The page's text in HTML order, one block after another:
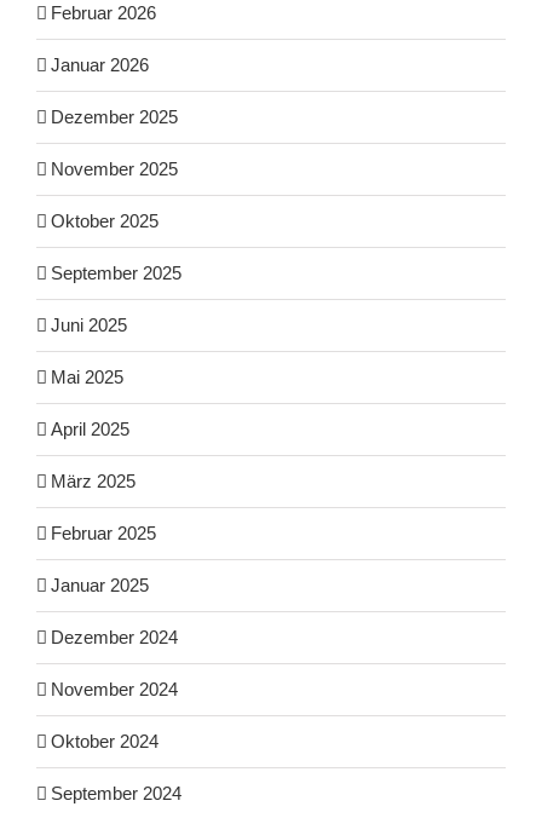
Februar 2026
Januar 2026
Dezember 2025
November 2025
Oktober 2025
September 2025
Juni 2025
Mai 2025
April 2025
März 2025
Februar 2025
Januar 2025
Dezember 2024
November 2024
Oktober 2024
September 2024